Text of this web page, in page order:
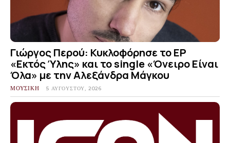
Γιώργος Περού: Κυκλοφόρησε το EP
«Εκτός Ύλης» και το single «Όνειρο Είναι
Όλα» με την Αλεξάνδρα Μάγκου
ΜΟΥΣΙΚΗ 5 ΑΥΓΟΎΣΤΟΥ, 2026